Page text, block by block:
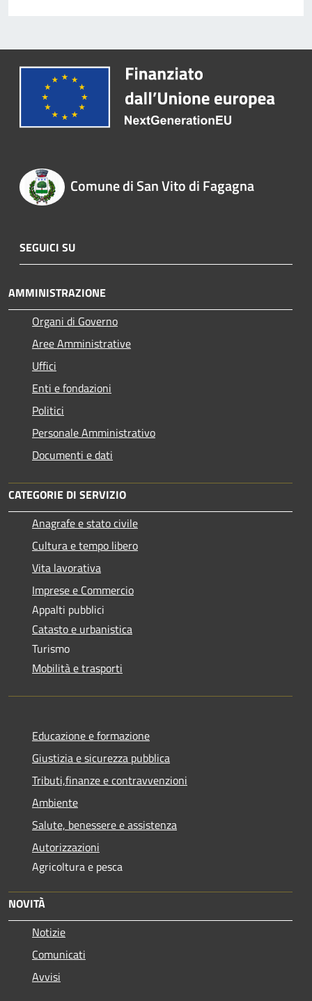
Comune di San Vito di Fagagna
SEGUICI SU
AMMINISTRAZIONE
Organi di Governo
Aree Amministrative
Uffici
Enti e fondazioni
Politici
Personale Amministrativo
Documenti e dati
CATEGORIE DI SERVIZIO
Anagrafe e stato civile
Cultura e tempo libero
Vita lavorativa
Imprese e Commercio
Appalti pubblici
Catasto e urbanistica
Turismo
Mobilità e trasporti
Educazione e formazione
Giustizia e sicurezza pubblica
Tributi,finanze e contravvenzioni
Ambiente
Salute, benessere e assistenza
Autorizzazioni
Agricoltura e pesca
NOVITÀ
Notizie
Comunicati
Avvisi